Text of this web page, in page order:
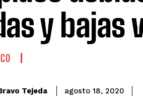
y bajas
Tejeda agosto 18, 2020